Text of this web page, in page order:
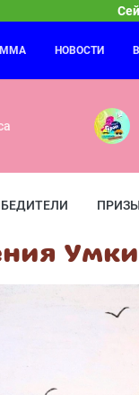
— Диван —
НОВОСТИ
ПРИЗЫ
Умки